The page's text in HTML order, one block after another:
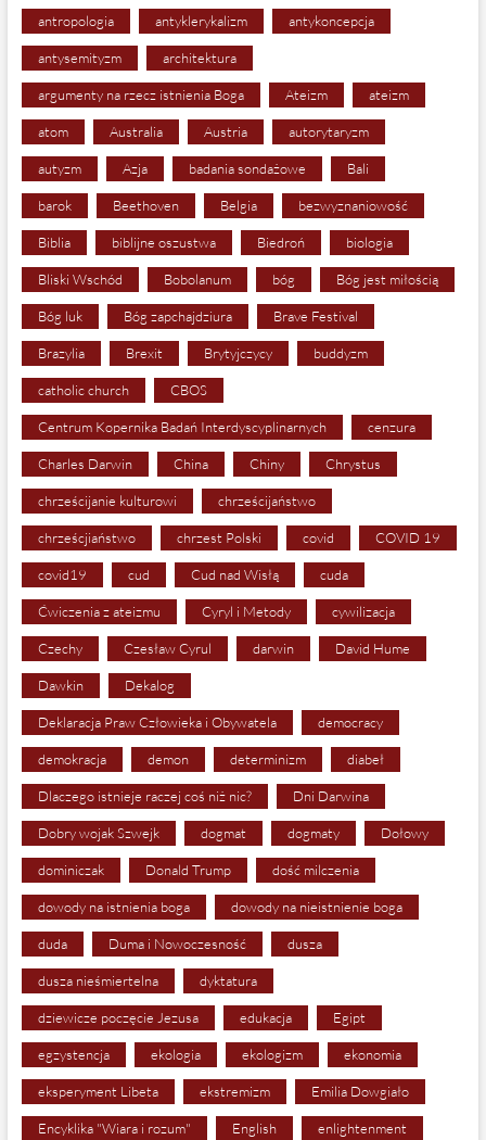
antropologia antyklerykalizm antykoncepcja
antysemityzm architektura
argumenty na rzecz istnienia Boga Ateizm ateizm
atom Australia Austria autorytaryzm
autyzm Azja badania sondażowe Bali
barok Beethoven Belgia bezwyznaniowość
Biblia biblijne oszustwa Biedroń biologia
Bliski Wschód Bobolanum bóg Bóg jest miłością
Bóg luk Bóg zapchajdziura Brave Festival
Brazylia Brexit Brytyjczycy buddyzm
catholic church CBOS
Centrum Kopernika Badań Interdyscyplinarnych cenzura
Charles Darwin China Chiny Chrystus
chrześcijanie kulturowi chrześcijaństwo
chrześcjiaństwo chrzest Polski covid COVID 19
covid19 cud Cud nad Wisłą cuda
Ćwiczenia z ateizmu Cyryl i Metody cywilizacja
Czechy Czesław Cyrul darwin David Hume
Dawkin Dekalog
Deklaracja Praw Człowieka i Obywatela democracy
demokracja demon determinizm diabeł
Dlaczego istnieje raczej coś niż nic? Dni Darwina
Dobry wojak Szwejk dogmat dogmaty Dołowy
dominiczak Donald Trump dość milczenia
dowody na istnienia boga dowody na nieistnienie boga
duda Duma i Nowoczesność dusza
dusza nieśmiertelna dyktatura
dziewicze poczęcie Jezusa edukacja Egipt
egzystencja ekologia ekologizm ekonomia
eksperyment Libeta ekstremizm Emilia Dowgiało
Encyklika "Wiara i rozum" English enlightenment